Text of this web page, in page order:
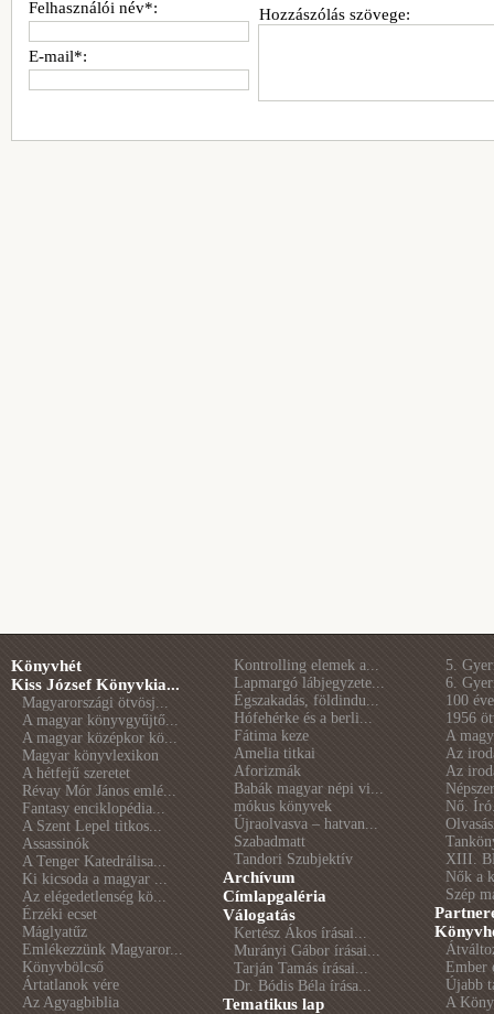
Hozzászólás szövege:
Felhasználói név*:
E-mail*:
Könyvhét
Kiss József Könyvkia...
Magyarországi ötvösj...
A magyar könyvgyűjtő...
A magyar középkor kö...
Magyar könyvlexikon
A hétfejű szeretet
Révay Mór János emlé...
Fantasy enciklopédia...
A Szent Lepel titkos...
Assassinók
A Tenger Katedrálisa...
Ki kicsoda a magyar ...
Az elégedetlenség kö...
Érzéki ecset
Máglyatűz
Emlékezzünk Magyaror...
Könyvbölcső
Ártatlanok vére
Az Agyagbiblia
Kontrolling elemek a...
Lapmargó lábjegyzete...
Égszakadás, földindu...
Hófehérke és a berli...
Fátima keze
Amelia titkai
Aforizmák
Babák magyar népi vi...
mókus könyvek
Újraolvasva – hatvan...
Szabadmatt
Tandori Szubjektív
Archívum
Címlapgaléria
Válogatás
Kertész Ákos írásai...
Murányi Gábor írásai...
Tarján Tamás írásai...
Dr. Bódis Béla írása...
Tematikus lap
5.
6.
100
1956
A
Az
Az
Nő.
XIII.
Nők a
Szép
Ember
Újabb
A